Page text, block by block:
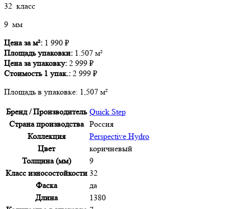
32 класс
9 мм
Цена за м²: 1 990 ₽
Площадь упаковки: 1.507 м²
Цена за упаковку: 2 999 ₽
Стоимость 1 упак.: 2 999 ₽
Площадь в упаковке: 1,507 м²
Бренд / Производитель Quick Step
Страна производства Россия
Коллекция
Perspective Hydro
Цвет
коричневый
Толщина (мм)
9
Класс износостойкости 32
Фаска
да
Длина
1380